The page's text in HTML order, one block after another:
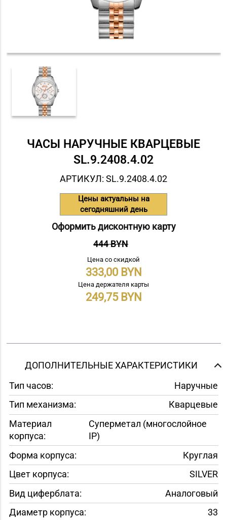
ЧАСЫ НАРУЧНЫЕ КВАРЦЕВЫЕ
SL.9.2408.4.02
АРТИКУЛ: SL.9.2408.4.02
Цены актуальны на
сегодняшний день
Оформить дисконтную карту
444 BYN
Цена со скидкой
333,00
Цена держателя карты
249,75
ДОПОЛНИТЕЛЬНЫЕ ХАРАКТЕРИСТИКИ
Тип часов:
Наручные
Тип механизма:
Кварцевые
Материал
корпуса:
Суперметал (многослойное
IP)
Форма корпуса:
Круглая
Цвет корпуса:
SILVER
Вид циферблата:
Аналоговый
Диаметр корпуса:
33